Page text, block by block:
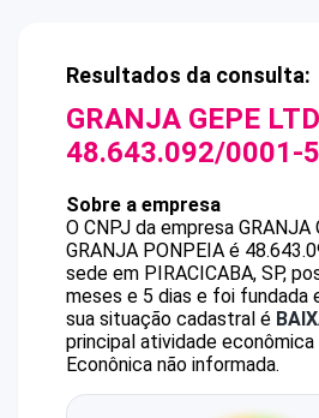
Resultados da consulta:
GRANJA GEPE
48.643.092/0001-
Sobre a empresa
O CNPJ da empresa GRANJA
GRANJA PONPEIA é
sede em PIRACICABA, SP,
meses e 5 dias e foi fundada
sua situação cadastral é
principal atividade
Econônica não informada.